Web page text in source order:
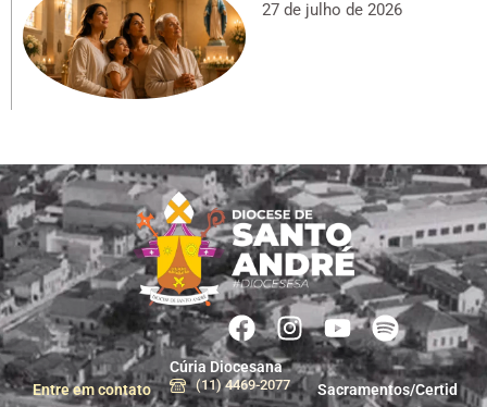
27 de julho de 2026
Entre em contato
Cúria Diocesana
(11) 4469-2077
Sacramentos/Certid